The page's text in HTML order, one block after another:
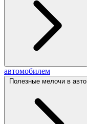
автомобилем
Полезные мелочи в авто